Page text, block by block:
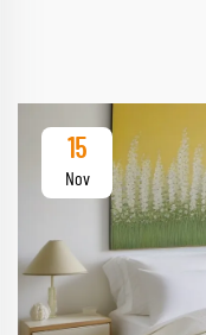
15
Nov